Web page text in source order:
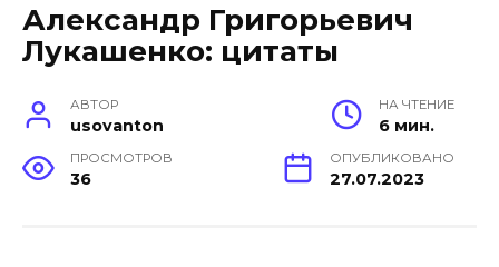
Александр Григорьевич
Лукашенко: цитаты
АВТОР
usovanton
НА ЧТЕНИЕ
6 мин.
ПРОСМОТРОВ
36
ОПУБЛИКОВАНО
27.07.2023